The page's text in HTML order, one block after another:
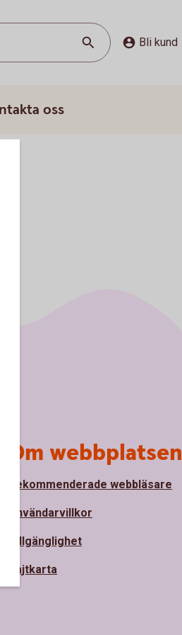
Bli kund
oss
Om webbplatsen
Rekommenderade webbläsare
Användarvillkor
Tillgänglighet
Sajtkarta